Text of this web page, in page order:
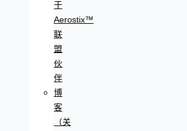
于
Aerostix™
联
盟
伙
伴
博
客
（关